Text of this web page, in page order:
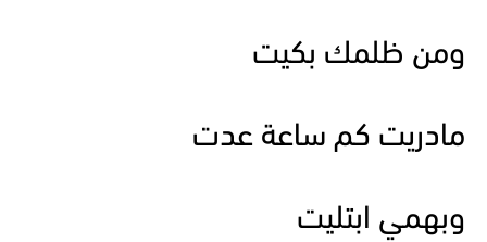
ومن ظلمك بكيت
مادريت كم ساعة عدت
وبهمي ابتليت